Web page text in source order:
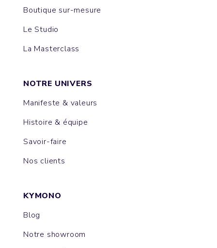
Boutique sur-mesure
Le Studio
La Masterclass
NOTRE UNIVERS
Manifeste & valeurs
Histoire & équipe
Savoir-faire
Nos clients
KYMONO
Blog
Notre showroom